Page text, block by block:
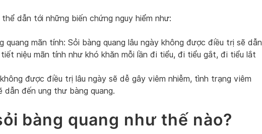
dẫn tới những biến chứng nguy hiểm như:
quang mãn tính: Sỏi bàng quang lâu ngày không được điều trị sẽ dẫn
niệu mãn tính như khó khăn mỗi lần đi tiểu, đi tiểu gắt, đi tiểu lắt
được điều trị lâu ngày sẽ dễ gây viêm nhiễm, tình trạng viêm
dẫn đến ung thư bàng quang.
bàng quang như thế nào?